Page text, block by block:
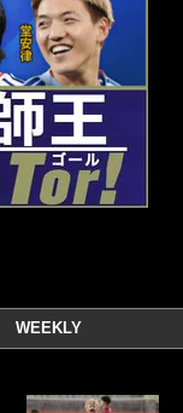
WEEKLY